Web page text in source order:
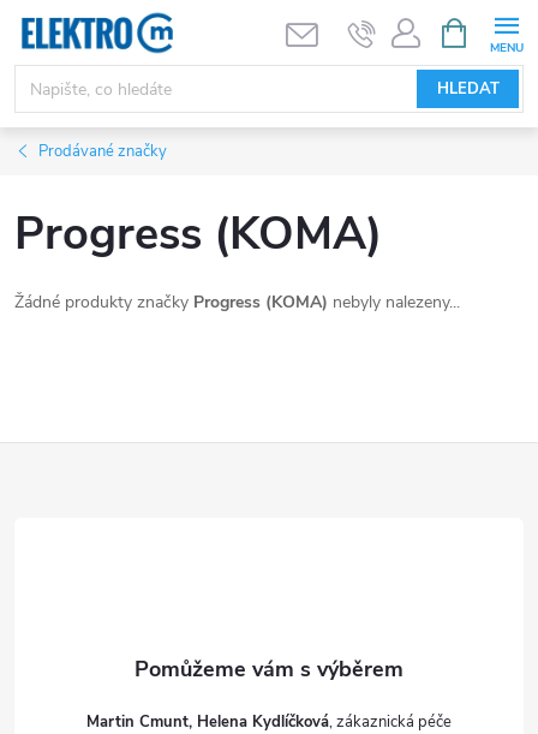
Přejít
obsah
HLEDAT
NÁKUPNÍ
KOŠÍK
Prodávané značky
Progress (KOMA)
Žádné produkty značky Progress (KOMA) nebyly nalezeny...
Martin Cmunt, Helena Kydlíčková